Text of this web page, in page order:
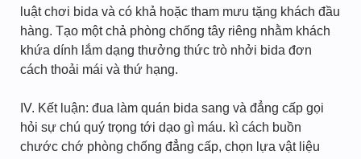
luật chơi bida và có khả hoặc tham mưu tặng khách đầu
hàng. Tạo một chả phòng chống tây riêng nhằm khách
khứa dính lắm dạng thưởng thức trò nhởi bida đơn
cách thoải mái và thứ hạng.
IV. Kết luận: đua làm quán bida sang và đẳng cấp gọi
hỏi sự chú quý trọng tới dạo gì máu. kì cách buồn
chước chớ phòng chống đẳng cấp, chọn lựa vật liệu